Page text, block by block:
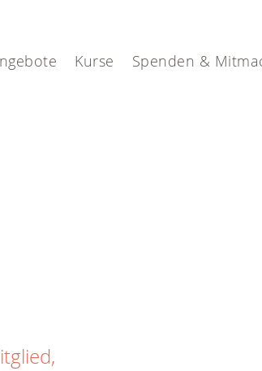
Kurse Spenden &